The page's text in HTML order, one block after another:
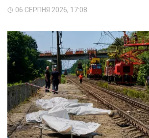
06 СЕРПНЯ 2026, 17:08